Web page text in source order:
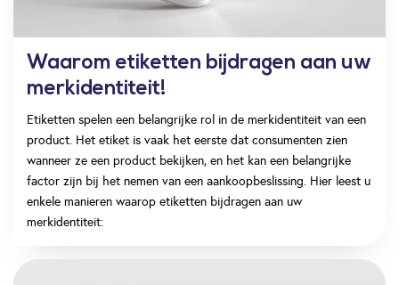
Waarom etiketten bijdragen aan uw
merkidentiteit!
Etiketten spelen een belangrijke rol in de merkidentiteit van een
product. Het etiket is vaak het eerste dat consumenten zien
wanneer ze een product bekijken, en het kan een belangrijke
factor zijn bij het nemen van een aankoopbeslissing. Hier leest u
enkele manieren waarop etiketten bijdragen aan uw
merkidentiteit: